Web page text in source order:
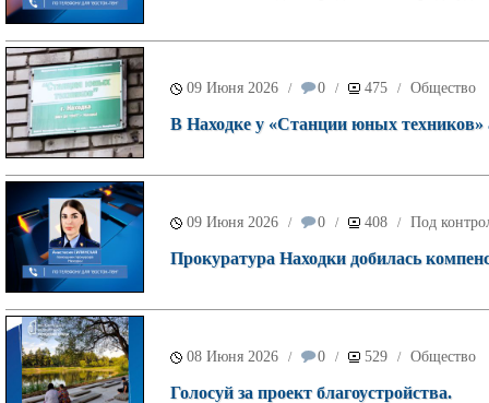
09 Июня 2026 / 0 / 475 / Общество
В Находке у «Станции юных
09 Июня 2026 / 0 / 408 / Под
Прокуратура Находки добилась
08 Июня 2026 / 0 / 529 / Общество
Голосуй за проект благоустройства.